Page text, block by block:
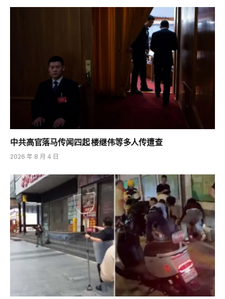
中共高官落马传闻四起 楼继伟等多人传遭查
2026 年 8 月 4 日